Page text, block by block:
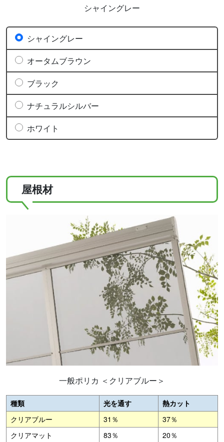
シャイングレー
シャイングレー
オータムブラウン
ブラック
ナチュラルシルバー
ホワイト
屋根材
一般ポリカ ＜クリアブルー＞
種類 光を通す
熱カット
クリアブルー
31％
37％
クリアマット
83％
20％